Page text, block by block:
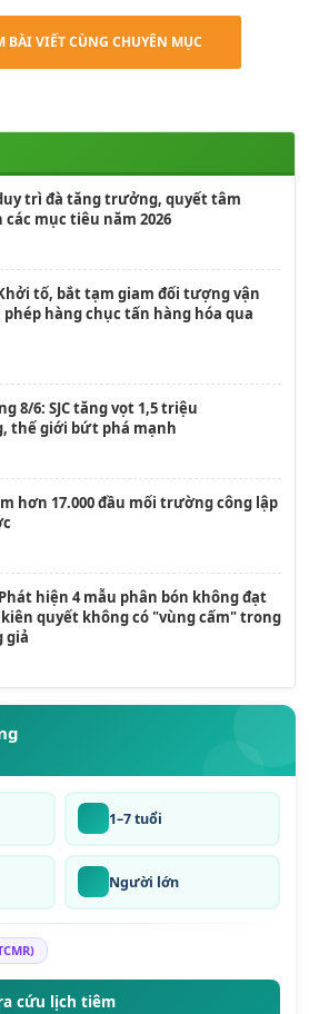
BÀI VIẾT CÙNG CHUYÊN MỤC
trì đà tăng trưởng, quyết tâm
mục tiêu năm 2026
tố, bắt tạm giam đối tượng vận
hàng chục tấn hàng hóa qua
8/6: SJC tăng vọt 1,5 triệu
thế giới bứt phá mạnh
hơn 17.000 đầu mối trường công lập
hiện 4 mẫu phân bón không đạt
quyết không có "vùng cấm" trong
giả
1–7 tuổi
Người lớn
cứu lịch tiêm